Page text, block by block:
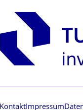
Kontakt Impressum